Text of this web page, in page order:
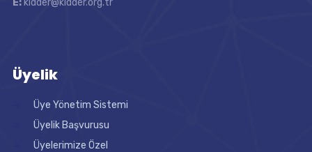
E: kidder@kidder.org.tr
Üyelik
Üye Yönetim Sistemi
Üyelik Başvurusu
Üyelerimize Özel